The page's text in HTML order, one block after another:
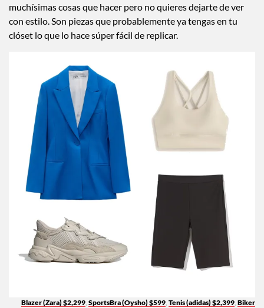
muchísimas cosas que hacer pero no quieres dejarte de ver
con estilo. Son piezas que probablemente ya tengas en tu
clóset lo que lo hace súper fácil de replicar.
Blazer (Zara) $2,299, SportsBra (Oysho) $599, Tenis (adidas) $2,399, Biker